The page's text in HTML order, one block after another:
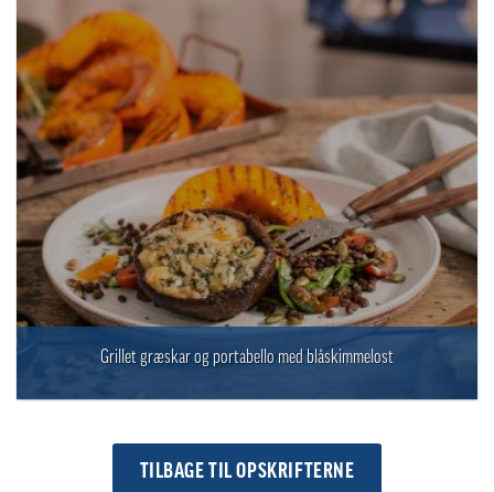
Grillet græskar og portabello med blåskimmelost
TILBAGE TIL OPSKRIFTERNE